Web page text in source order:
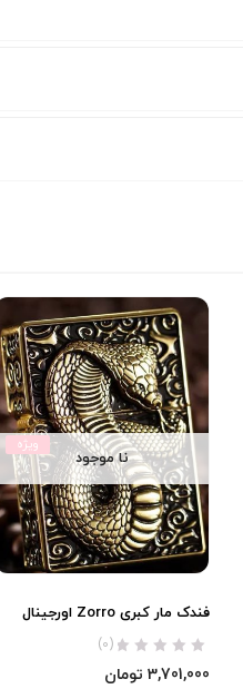
ویژه
نا موجود
فندک مار کبری Zorro اورجینال
(0)
3,701,000 تومان